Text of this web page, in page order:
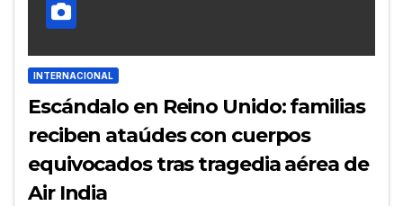
INTERNACIONAL
Escándalo en Reino Unido: familias
reciben ataúdes con cuerpos
equivocados tras tragedia aérea de
Air India